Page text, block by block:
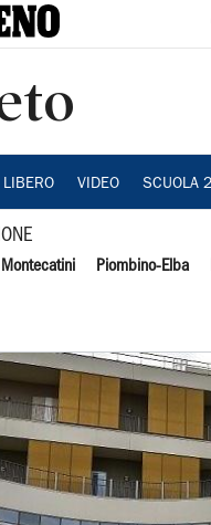
LIBERO VIDEO SCUOLA
Montecatini Piombino-Elba